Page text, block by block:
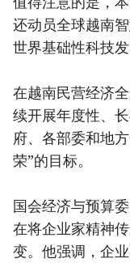
还动员全球越南
世界基础性科技
在越南民营经济
续开展年度性、
府、各部委和地
荣”的目标。
国会经济与预算
在将企业家精神
变。他强调，企